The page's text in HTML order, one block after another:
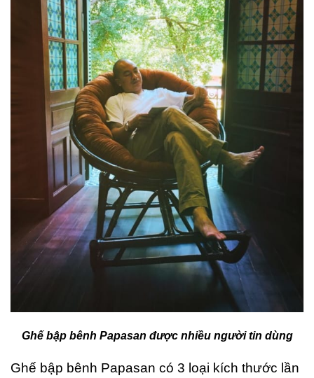
Ghế bập bênh Papasan được nhiều người tin dùng
Ghế bập bênh Papasan có 3 loại kích thước lần